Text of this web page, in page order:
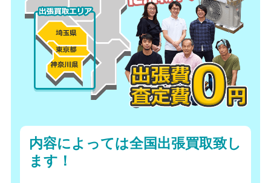
内容によっては全国出張買取致し
ます！